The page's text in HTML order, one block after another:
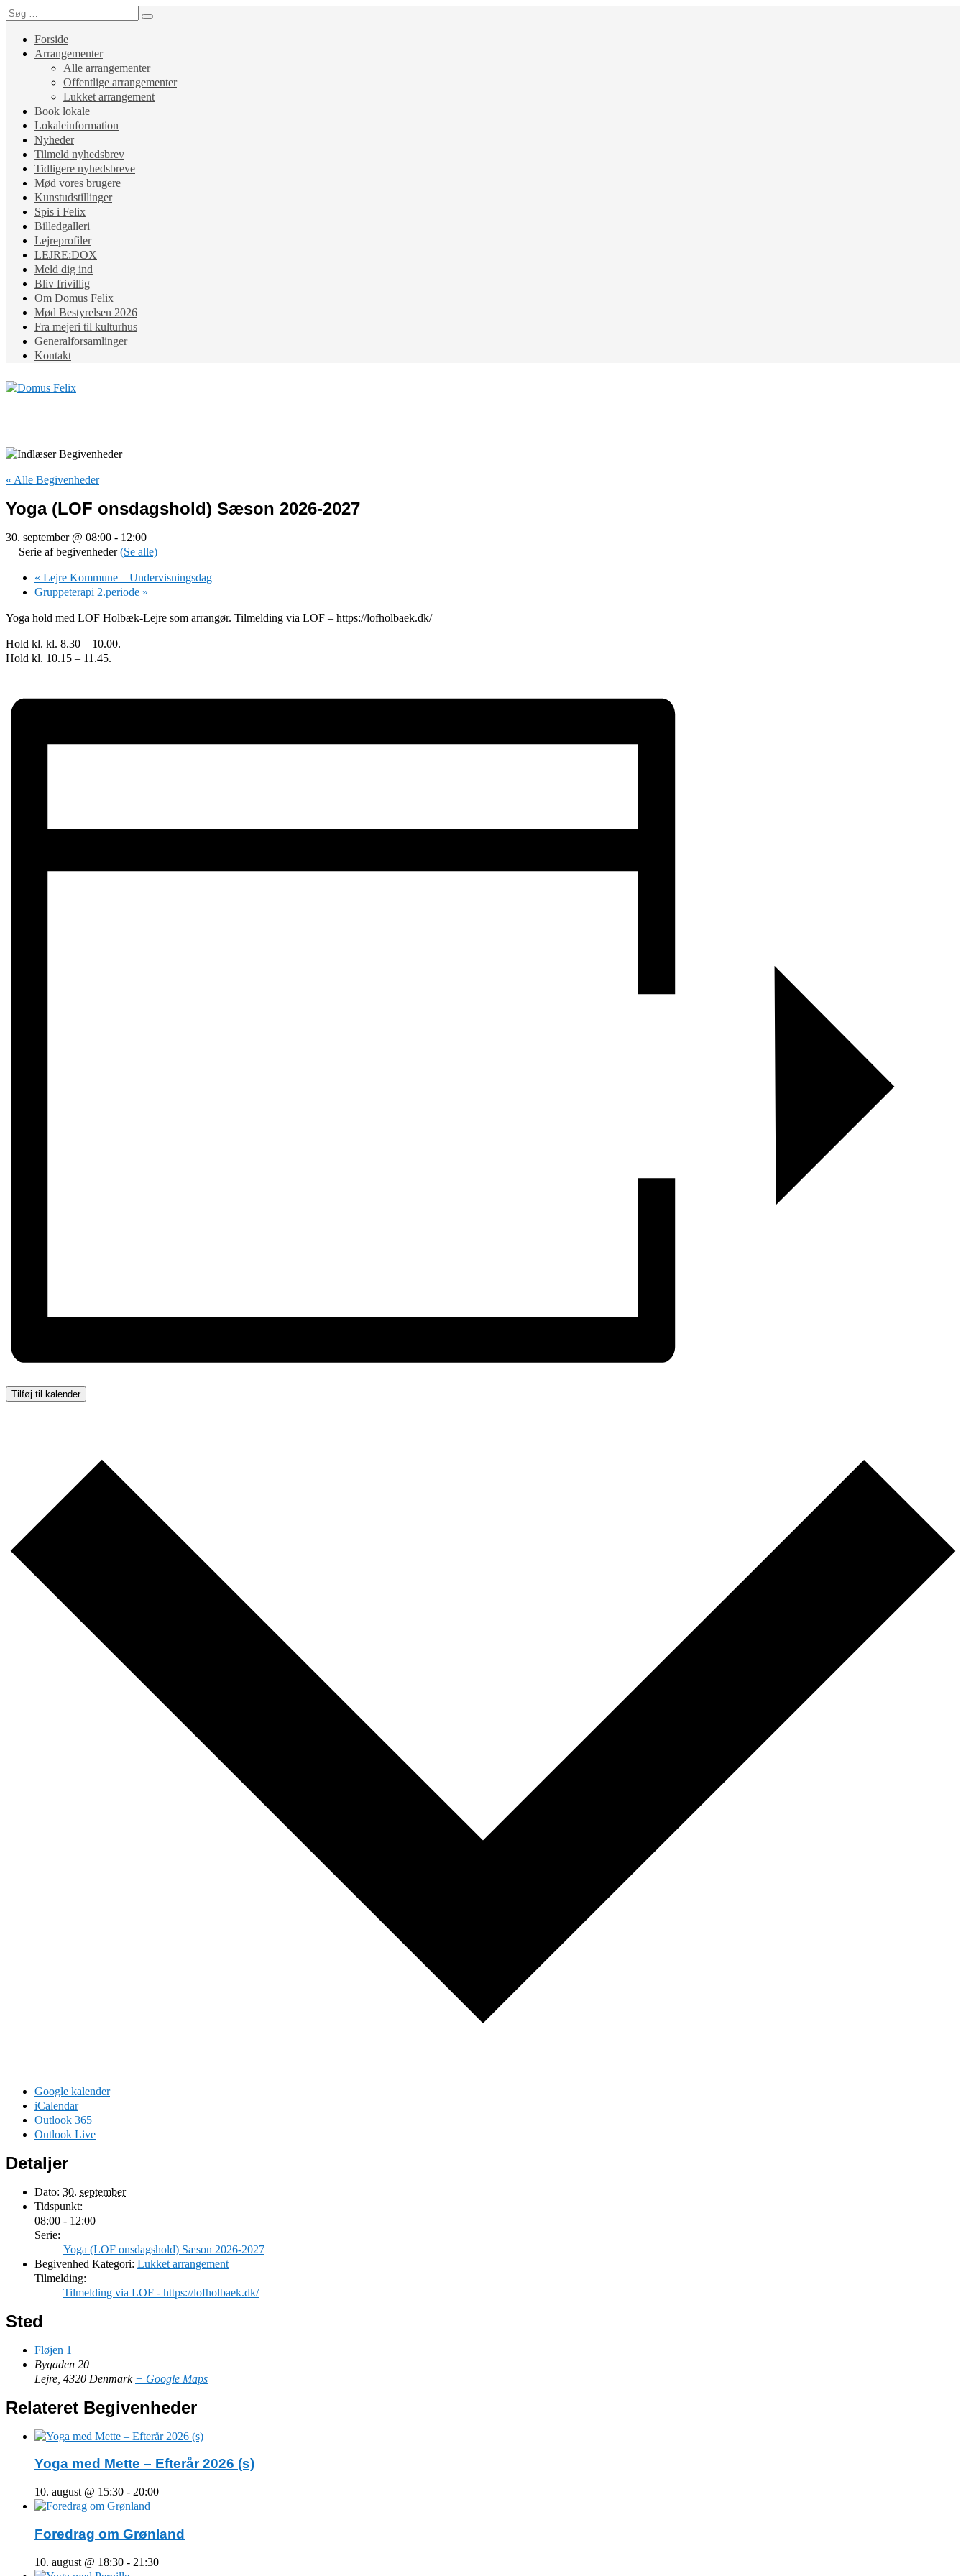
Forside
Arrangementer
Alle arrangementer
Offentlige arrangementer
Lukket arrangement
Book lokale
Lokaleinformation
Nyheder
Tilmeld nyhedsbrev
Tidligere nyhedsbreve
Mød vores brugere
Kunstudstillinger
Spis i Felix
Billedgalleri
Lejreprofiler
LEJRE:DOX
Meld dig ind
Bliv frivillig
Om Domus Felix
Mød Bestyrelsen 2026
Fra mejeri til kulturhus
Generalforsamlinger
Kontakt
« Alle Begivenheder
Yoga (LOF onsdagshold) Sæson 2026-2027
30. september @ 08:00 - 12:00
Serie af begivenheder(Se alle)
« Lejre Kommune – Undervisningsdag
Gruppeterapi 2.periode »
Yoga hold med LOF Holbæk-Lejre som arrangør. Tilmelding via LOF – https://lofholbaek.dk/
Hold kl. kl. 8.30 – 10.00.
Hold kl. 10.15 – 11.45.
Tilføj til kalender
Google kalender
iCalendar
Outlook 365
Outlook Live
Detaljer
Dato: 30. september
Tidspunkt:
08:00 - 12:00
Serie:
Yoga (LOF onsdagshold) Sæson 2026-2027
Begivenhed Kategori: Lukket arrangement
Tilmelding:
Tilmelding via LOF - https://lofholbaek.dk/
Sted
Fløjen 1
Bygaden 20
Lejre 4320 Denmark + Google Maps
Relateret Begivenheder
Yoga med Mette – Efterår 2026 (s)
10. august @ 15:30 - 20:00
Foredrag om Grønland
10. august @ 18:30 - 21:30